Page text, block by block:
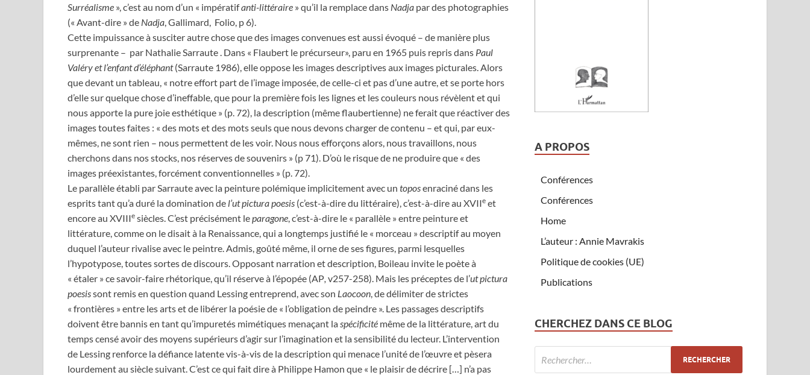
Surréalisme », c’est au nom d’un « impératifanti-littéraire » qu’il la remplace dans Nadja par des photographies
(« Avant-dire » de Nadja , Gallimard, Folio, p 6).
Cette impuissance à susciter autre chose que des images convenues est aussi évoqué – de manière plus
surprenante – par Nathalie Sarraute . Dans « Flaubert le précurseur», paru en 1965 puis repris dans Paul
Valéry et l’enfant d’éléphant(Sarraute 1986), elle oppose les images descriptives aux images picturales. Alors
que devant un tableau, « notre effort part de l’image imposée, de celle-ci et pas d’une autre, et se porte hors
d’elle sur quelque chose d’ineffable, que pour la première fois les lignes et les couleurs nous révèlent et qui
nous apporte la pure joie esthétique » (p. 72), la description (même flaubertienne) ne ferait que réactiver des
images toutes faites : « des mots et des mots seuls que nous devons charger de contenu – et qui, par eux-
mêmes, ne sont rien – nous permettent de les voir. Nous nous efforçons alors, nous travaillons, nous
cherchons dans nos stocks, nos réserves de souvenirs » (p 71). D’où le risque de ne produire que « des
images préexistantes, forcément conventionnelles » (p. 72).
Le parallèle établi par Sarraute avec la peinture polémique implicitement avec un toposenraciné dans les
esprits tant qu’a duré la domination de l’ut pictura poesis (c’est-à-dire du littéraire), c’est-à-dire au XVIIe et
encore au XVIIIe siècles. C’est précisément le paragone , c’est-à-dire le « parallèle » entre peinture et
littérature, comme on le disait à la Renaissance, qui a longtemps justifié le « morceau » descriptif au moyen
duquel l’auteur rivalise avec le peintre. Admis, goûté même, il orne de ses figures, parmi lesquelles
l’hypotypose, toutes sortes de discours. Opposant narration et description, Boileau invite le poète à
« étaler » ce savoir-faire rhétorique, qu’il réserve à l’épopée (AP v257-258). Mais les préceptes de l’ut pictura
poesissont remis en question quand Lessing entreprend, avec son Laocoon , de délimiter de strictes
« frontières » entre les arts et de libérer la poésie de « l’obligation de peindre ». Les passages descriptifs
doivent être bannis en tant qu’impuretés mimétiques menaçant la spécificité même de la littérature, art du
temps censé avoir des moyens supérieurs d’agir sur l’imagination et la sensibilité du lecteur. L’intervention
de Lessing renforce la défiance latente vis-à-vis de la description qui menace l’unité de l’œuvre et pèsera
lourdement au siècle suivant. C’est ce qui fait dire à Philippe Hamon que « le plaisir de décrire […] n’a pas
A PROPOS
Conférences
Conférences
Home
L’auteur : Annie Mavrakis
Politique de cookies (UE)
Publications
CHERCHEZ DANS CE BLOG